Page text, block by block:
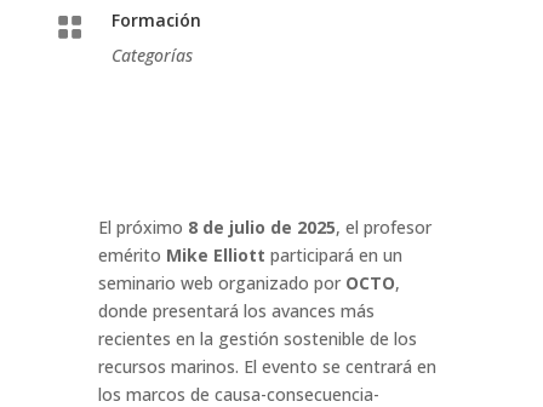

Formación
Categorías
El próximo 8 de julio de 2025, el profesor
emérito Mike Elliott participará en un
seminario web organizado por OCTO,
donde presentará los avances más
recientes en la gestión sostenible de los
recursos marinos. El evento se centrará en
los marcos de causa-consecuencia-